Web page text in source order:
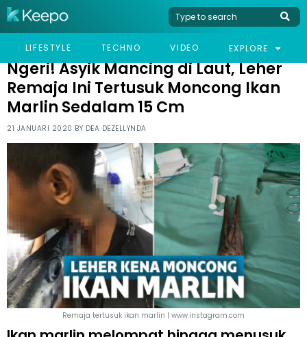
LIFESTYLE TECHNO VIDEO EXPLORE
HOME VIRAL
NGERI! ASYIK MANCING DI LAUT, LEHER REMAJA INI TERTUSUK
Ngeri! Asyik Mancing di Laut, Leher
Remaja Ini Tertusuk Moncong Ikan
Marlin Sedalam 15 Cm
21 JANUARI 2020 BY DEA DEZELLYNDA
Remaja tertusuk ikan marlin | www.instagram.com